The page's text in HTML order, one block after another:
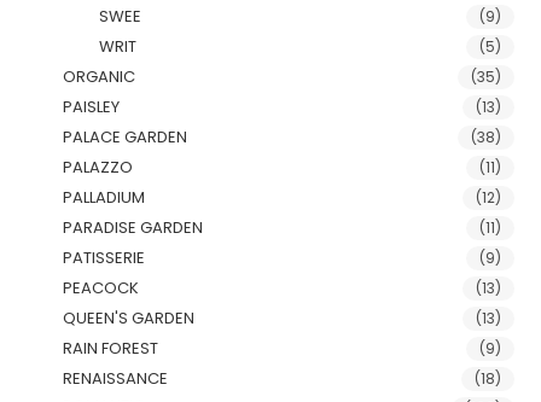
SWEE (9)
WRIT (5)
ORGANIC (35)
PAISLEY (13)
PALACE GARDEN (38)
PALAZZO (11)
PALLADIUM (12)
PARADISE GARDEN (11)
PATISSERIE (9)
PEACOCK (13)
QUEEN'S GARDEN (13)
RAIN FOREST (9)
RENAISSANCE (18)